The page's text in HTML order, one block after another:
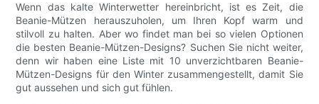
Wenn das kalte Winterwetter hereinbricht, ist es Zeit, die
Beanie-Mützen herauszuholen, um Ihren Kopf warm und
stilvoll zu halten. Aber wo findet man bei so vielen Optionen
die besten Beanie-Mützen-Designs? Suchen Sie nicht weiter,
denn wir haben eine Liste mit 10 unverzichtbaren Beanie-
Mützen-Designs für den Winter zusammengestellt, damit Sie
gut aussehen und sich gut fühlen.